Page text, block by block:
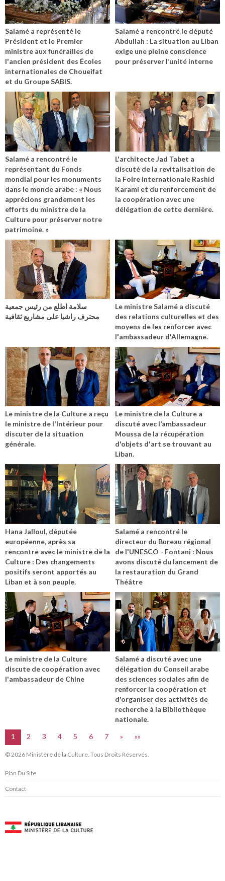
Salamé a représenté le
Président et le Premier
ministre aux funérailles de
l'ancien président des Écoles
internationales de Choueifat
et du Groupe SABIS.
Salamé a rencontré le député
Abdullah : La situation au Liban
exige une pleine conscience
pour préserver l’unité interne
Salamé a rencontré le
représentant du Fonds
mondial pour les monuments
dans le monde arabe : « Nous
apprécions grandement les
efforts du ministre de la
Culture pour préserver notre
patrimoine. »
L'architecte Jad Tabet a
discuté de la revitalisation de
la Foire internationale Rashid
Karami et du renforcement de
la coopération avec une
délégation de cette dernière.
سلامة اطلع من رئيس جمعية
محترف راشيا على مشاريع ثقافية
Le ministre Salamé a discuté
des relations culturelles et des
moyens de les renforcer avec
l'ambassadeur d'Allemagne.
Le ministre de la Culture a reçu
le ministre de l'Intérieur pour
discuter de la situation
générale.
Le ministre de la Culture a
discuté avec l’ambassadeur
Moussa de la récupération
d'objets d'art se trouvant au
Liban.
Hana Jalloul, députée
européenne, après sa
rencontre avec le ministre de la
Culture : Des changements
positifs seront apportés au
Liban et à son peuple.
Salamé a rencontré le
directeur du Bureau régional
de l'UNESCO - Fontani : Nous
avons discuté du lancement de
la restauration du Grand
Théâtre
Le ministre de la Culture
discute de coopération avec
l'ambassadeur de Chine
Salamé a discuté avec une
délégation du Conseil arabe
des sciences sociales afin de
renforcer la coopération et
d'organiser des activités de
recherche à la Bibliothèque
nationale.
1
2 3 4 5 6 7 » »»
© 2026 Ministère de la Culture. Tous Droits Réservés.
Plan Du Site
Contact